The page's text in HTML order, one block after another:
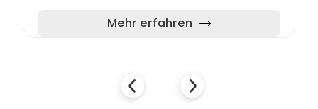
des berühmten Fischmarkts gelegen, lä...
Mehr erfahren